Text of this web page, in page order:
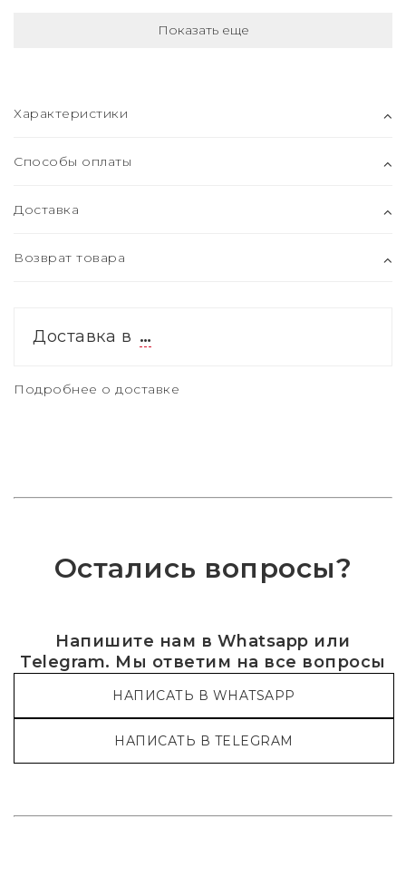
Показать еще
Характеристики
Способы оплаты
Доставка
Возврат товара
Доставка в …
Подробнее о доставке
Остались вопросы?
Напишите нам в Whatsapp или
Telegram. Мы ответим на все вопросы
НАПИСАТЬ В WHATSAPP
НАПИСАТЬ В TELEGRAM